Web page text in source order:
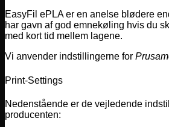
EasyFil ePLA er en anelse blødere
har gavn af god emnekøling hvis du
med kort tid mellem lagene.
Vi anvender indstillingerne for
Print-Settings
Nedenstående er de vejledende
producenten: